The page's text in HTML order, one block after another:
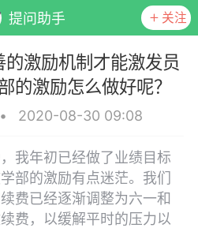
提问助手 关注
的激励机制才能激发员
的激励怎么做好呢？
• 2020-08-30 09:08
我年初已经做了业绩目标
部的激励有点迷茫。我们
费已经逐渐调整为六一和
费，以缓解平时的压力以